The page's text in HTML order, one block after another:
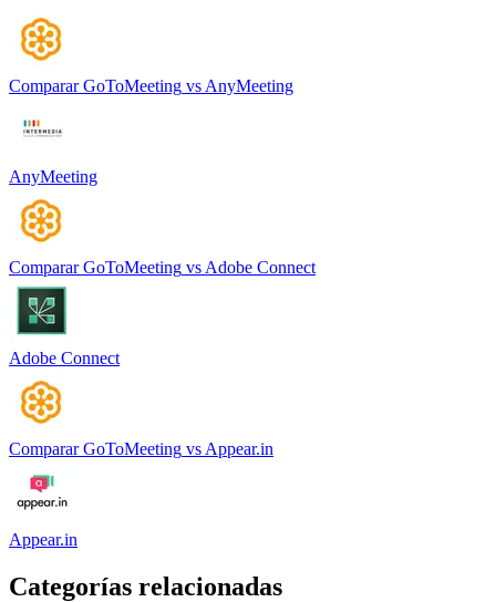
Comparar GoToMeeting vs AnyMeeting
AnyMeeting
Comparar GoToMeeting vs Adobe Connect
Adobe Connect
Comparar GoToMeeting vs Appear.in
Appear.in
Categorías relacionadas